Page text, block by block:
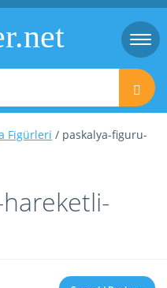
Figürleri / paskalya-figuru-